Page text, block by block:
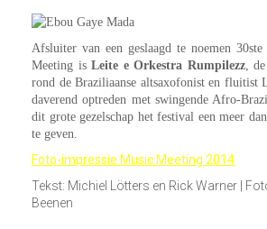
Afsluiter van een geslaagd te noemen
Meeting isLeite e Orkestra Rumpilezz,
rond de Braziliaanse altsaxofonist en fluitist
daverend optreden met swingende Afro-
dit grote gezelschap het festival een meer
te geven.
Foto-impressie Music Meeting 2014
Tekst: Michiel Lötters en Rick Warner |
Beenen